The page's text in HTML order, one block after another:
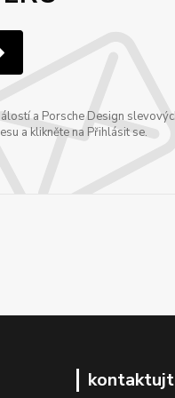
a Porsche Design
a klikněte na Přihlásit se.